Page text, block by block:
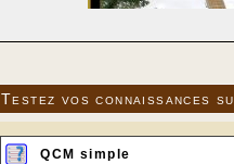
Testez vos connaissances
QCM simple